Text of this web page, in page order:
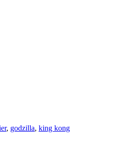
, godzilla, king kong